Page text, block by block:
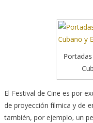
El Festival de Cine es por
de proyección fílmica y de
también, por ejemplo, un